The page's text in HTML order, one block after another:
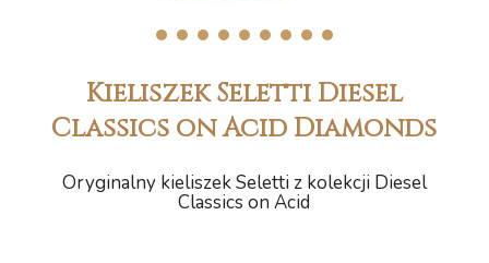
1 2 3 4 5 6 7 8 9
Kieliszek Seletti Diesel
Classics on Acid Diamonds
Oryginalny kieliszek Seletti z kolekcji Diesel
Classics on Acid